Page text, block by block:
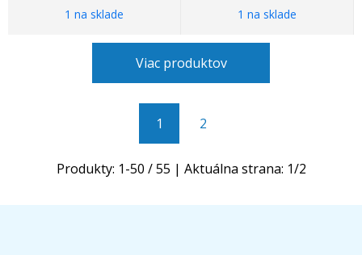
1 na sklade 1 na sklade
Viac produktov
1 2
Produkty: 1-50 /55 | Aktuálna strana: 1/2